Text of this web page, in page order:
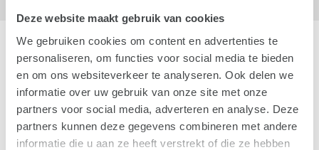
Deze website maakt gebruik van cookies
We gebruiken cookies om content en advertenties te
personaliseren, om functies voor social media te bieden
en om ons websiteverkeer te analyseren. Ook delen we
informatie over uw gebruik van onze site met onze
partners voor social media, adverteren en analyse. Deze
partners kunnen deze gegevens combineren met andere
informatie die u aan ze heeft verstrekt of die ze hebben
Care Concepts
Wer sind wir?
Sozialverantwortung
Firmendaten
Verkaufsbedingungen